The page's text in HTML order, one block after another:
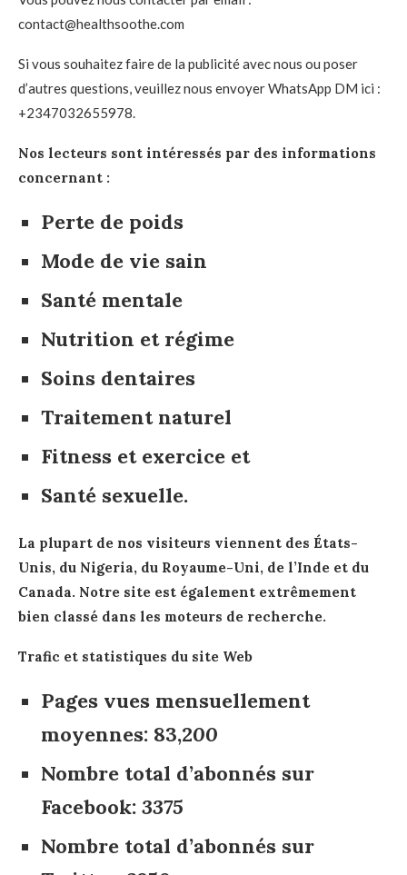
contact@healthsoothe.com
Si vous souhaitez faire de la publicité avec nous ou poser
d’autres questions, veuillez nous envoyer WhatsApp DM ici :
+2347032655978.
Nos lecteurs sont intéressés par des informations
concernant :
Perte de poids
Mode de vie sain
Santé mentale
Nutrition et régime
Soins dentaires
Traitement naturel
Fitness et exercice et
Santé sexuelle.
La plupart de nos visiteurs viennent des États-
Unis, du Nigeria, du Royaume-Uni, de l’Inde et du
Canada. Notre site est également extrêmement
bien classé dans les moteurs de recherche.
Trafic et statistiques du site Web
Pages vues mensuellement
moyennes: 83,200
Nombre total d’abonnés sur
Facebook: 3375
Nombre total d’abonnés sur